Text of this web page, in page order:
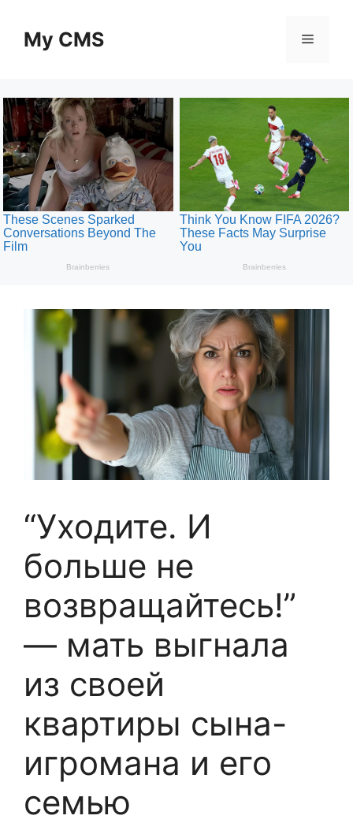
contentMy CMS Menu
“Уходите. И
больше не
возвращайтесь!”
— мать выгнала
из своей
квартиры сына-
игромана и его
семью